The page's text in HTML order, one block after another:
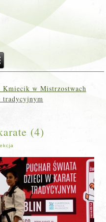
w Mistrzostwach
tradycyjnym
(4)